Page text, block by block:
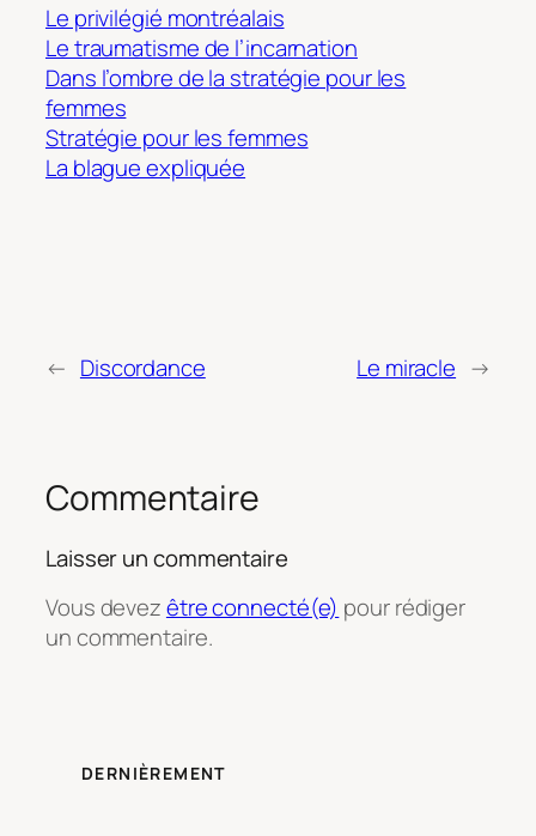
Le privilégié montréalais
Le traumatisme de l’incarnation
Dans l’ombre de la stratégie pour les
femmes
Stratégie pour les femmes
La blague expliquée
← Discordance Le miracle →
Commentaire
Laisser un commentaire
Vous devezêtre connecté(e) pour rédiger
un commentaire.
DERNIÈREMENT